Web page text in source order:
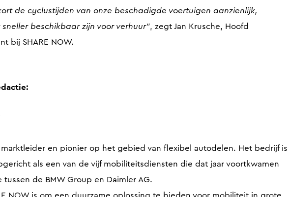
de cyclustijden van onze beschadigde voertuigen aanzienlijk,
beschikbaar zijn voor verhuur”, zegt Jan Krusche, Hoofd
bij SHARE NOW.
marktleider en pionier op het gebied van flexibel autodelen. Het bedrijf is
als een van de vijf mobiliteitsdiensten die dat jaar voortkwamen
de BMW Group en Daimler AG.
NOW is om een duurzame oplossing te bieden voor mobiliteit in grote